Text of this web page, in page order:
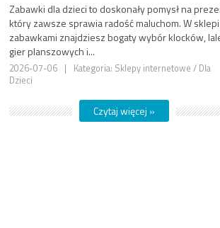
Zabawki dla dzieci to doskonały pomysł na
który zawsze sprawia radość maluchom. W
zabawkami znajdziesz bogaty wybór klocków,
gier planszowych i...
2026-07-06 |
Kategoria: Sklepy internetowe / Dla
Dzieci
Czytaj więcej »